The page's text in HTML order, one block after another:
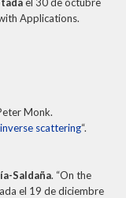
Applications.
Monk.
scattering“.
Saldaña. “On the
el 19 de diciembre